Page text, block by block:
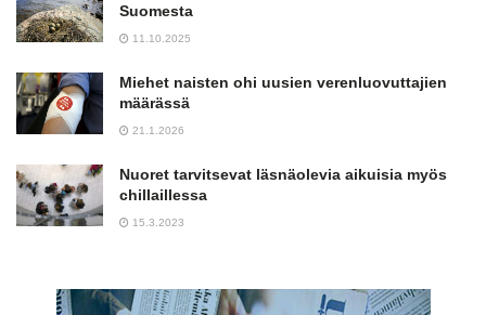
Suomesta
11.10.2025
Miehet naisten ohi uusien verenluovuttajien
määrässä
21.1.2026
Nuoret tarvitsevat läsnäolevia aikuisia myös
chillaillessa
15.3.2023